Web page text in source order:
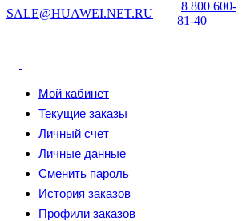
SALE@HUAWEI.NET.RU
8 800 600-
81-40
Мой кабинет
Текущие заказы
Личный счет
Личные данные
Сменить пароль
История заказов
Профили заказов